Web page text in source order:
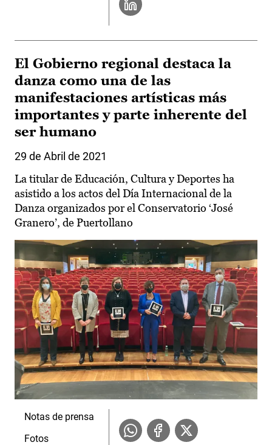
El Gobierno regional destaca la
danza como una de las
manifestaciones artísticas más
importantes y parte inherente del
ser humano
29 de Abril de 2021
La titular de Educación, Cultura y Deportes ha
asistido a los actos del Día Internacional de la
Danza organizados por el Conservatorio ‘José
Granero’, de Puertollano
Notas de prensa
Fotos